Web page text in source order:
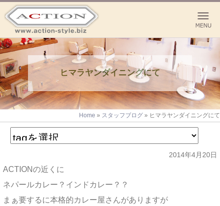
ヒマラヤンダイニングにて
Home » スタッフブログ » ヒマラヤンダイニングにて
2014年4月20日
ACTIONの近くに
ネパールカレー？インドカレー？？
まぁ要するに本格的カレー屋さんがありますが